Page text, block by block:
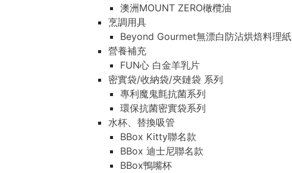
澳洲MOUNT ZERO橄欖油
烹調用具
Beyond Gourmet無漂白防沾烘焙料理紙
營養補充
FUN心 白金羊乳片
密實袋/收納袋/夾鏈袋 系列
專利魔鬼氈抗菌系列
環保抗菌密實袋系列
水杯、替換吸管
BBox Kitty聯名款
BBox 迪士尼聯名款
BBox鴨嘴杯